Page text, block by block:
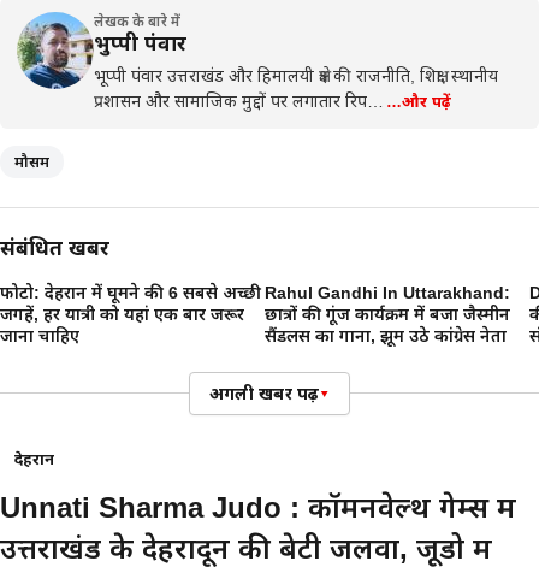
लेखक के बारे में
भुप्पी पंवार
भूप्पी पंवार उत्तराखंड और हिमालयी क्षेत्र की राजनीति, शिक्षा, स्थानीय
प्रशासन और सामाजिक मुद्दों पर लगातार रिप…
…और पढ़ें
मौसम
संबंधित खबरें
6
फोटो: देहरादून में घूमने की 6 सबसे अच्छी
जगहें, हर यात्री को यहां एक बार जरूर
जाना चाहिए
Rahul Gandhi In Uttarakhand:
छात्रों की गूंज कार्यक्रम में बजा जैस्मीन
सैंडलस का गाना, झूम उठे कांग्रेस नेता
अगली खबर पढ़ें▾
देहरादून
Unnati Sharma Judo : कॉमनवेल्थ गेम्स में
उत्तराखंड के देहरादून की बेटी जलवा, जूडो में